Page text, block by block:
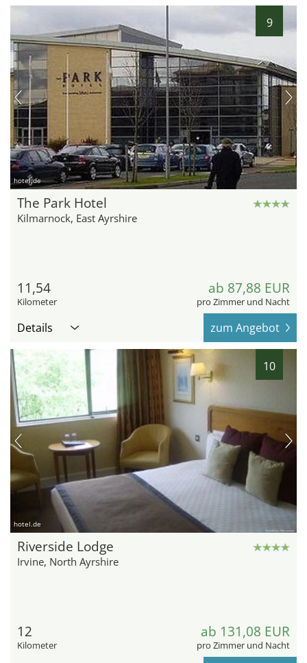
9
hotel.de
The Park Hotel
Kilmarnock, East Ayrshire
11,54
Kilometer
ab 87,88 EUR
pro Zimmer und Nacht
Details zum Angebot
10
hotel.de
Riverside Lodge
Irvine, North Ayrshire
12
Kilometer
ab 131,08 EUR
pro Zimmer und Nacht